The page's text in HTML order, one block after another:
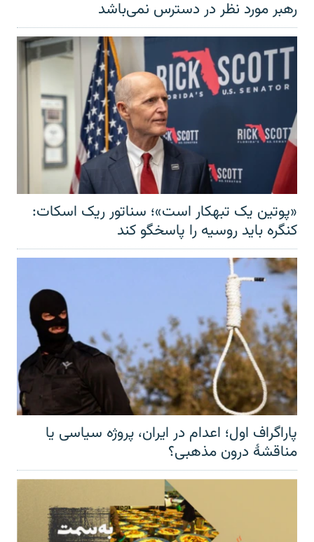
رهبر مورد نظر در دسترس نمی‌باشد
«پوتین یک تبهکار است»؛ سناتور ریک اسکات:
کنگره باید روسیه را پاسخگو کند
پاراگراف اول؛ اعدام در ایران، پروژه سیاسی یا
مناقشهٔ درون مذهبی؟